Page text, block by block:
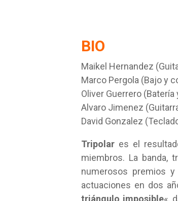
BIO
Maikel Hernandez
Marco Pergola (Bajo y
Oliver Guerrero (Batería
Alvaro Jimenez
David Gonzalez
Tripolar es el
miembros. La banda,
numerosos premios
actuaciones en dos
triángulo imposible«,